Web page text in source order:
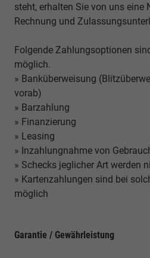
steht, erhalten Sie von uns eine
Rechnung und
Folgende Zahlungsoptionen
möglich.
» Banküberweisung
vorab)
» Barzahlung
» Finanzierung
» Leasing
» Inzahlungnahme von
» Schecks jeglicher Art werden
» Kartenzahlungen sind bei
möglich
Garantie / Gewährleistung